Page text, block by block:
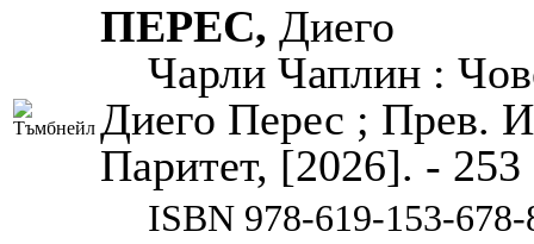
ПЕРЕС, Диего
Чарли Чаплин :
Диего Перес ; Прев.
Паритет, [2026]. -
ISBN 978-619-153-678-